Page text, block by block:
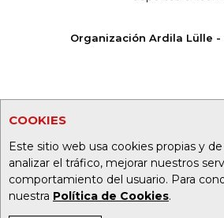
COOKIES
Este sitio web usa cookies propias y
analizar el tráfico, mejorar nuestros
comportamiento del usuario. Para
nuestra Política de Cookies.
Organización Ardila Lülle -